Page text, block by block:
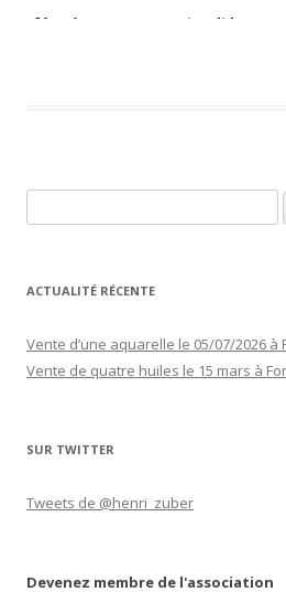
ACTUALITÉ RÉCENTE
Vente d’une aquarelle le 05/07/2026 à
Vente de quatre huiles le 15 mars à
SUR TWITTER
Tweets de @henri_zuber
Devenez membre de l'association